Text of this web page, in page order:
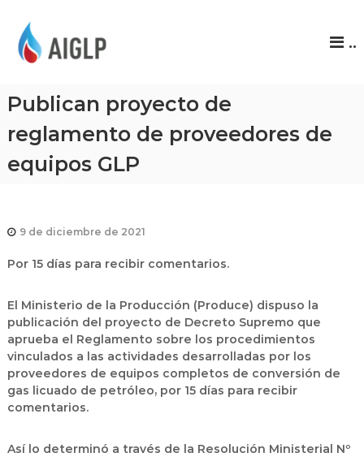
P
..
Publican proyecto de
reglamento de proveedores de
equipos GLP
9 de diciembre de 2021
Por 15 días para recibir comentarios.
El Ministerio de la Producción (Produce) dispuso la
publicación del proyecto de Decreto Supremo que
aprueba el Reglamento sobre los procedimientos
vinculados a las actividades desarrolladas por los
proveedores de equipos completos de conversión de
gas licuado de petróleo, por 15 días para recibir
comentarios.
Así lo determinó a través de la Resolución Ministerial Nº